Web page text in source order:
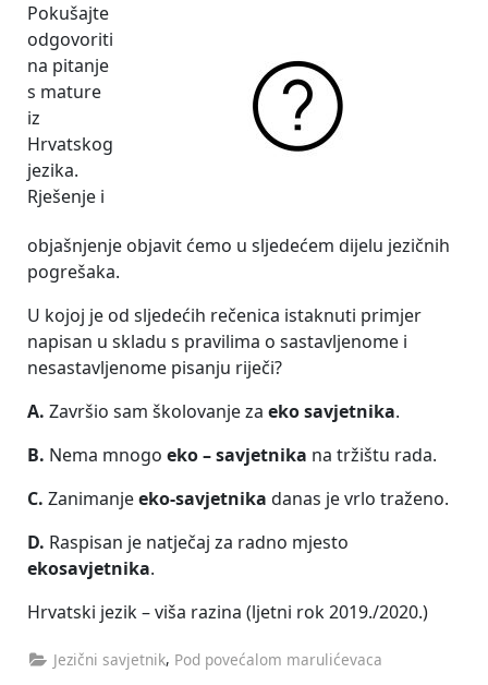
Pokušajte
odgovoriti
na pitanje
s mature
iz
Hrvatskog
jezika.
Rješenje i
objašnjenje objavit ćemo u sljedećem dijelu jezičnih
pogrešaka.
U kojoj je od sljedećih rečenica istaknuti primjer
napisan u skladu s pravilima o sastavljenome i
nesastavljenome pisanju riječi?
A. Završio sam školovanje za eko savjetnika.
B. Nema mnogo eko – savjetnika na tržištu rada.
C. Zanimanjeeko-savjetnika danas je vrlo traženo.
D. Raspisan je natječaj za radno mjesto
ekosavjetnika.
Hrvatski jezik – viša razina (ljetni rok 2019./2020.)
Jezični savjetnik, Pod povećalom marulićevaca